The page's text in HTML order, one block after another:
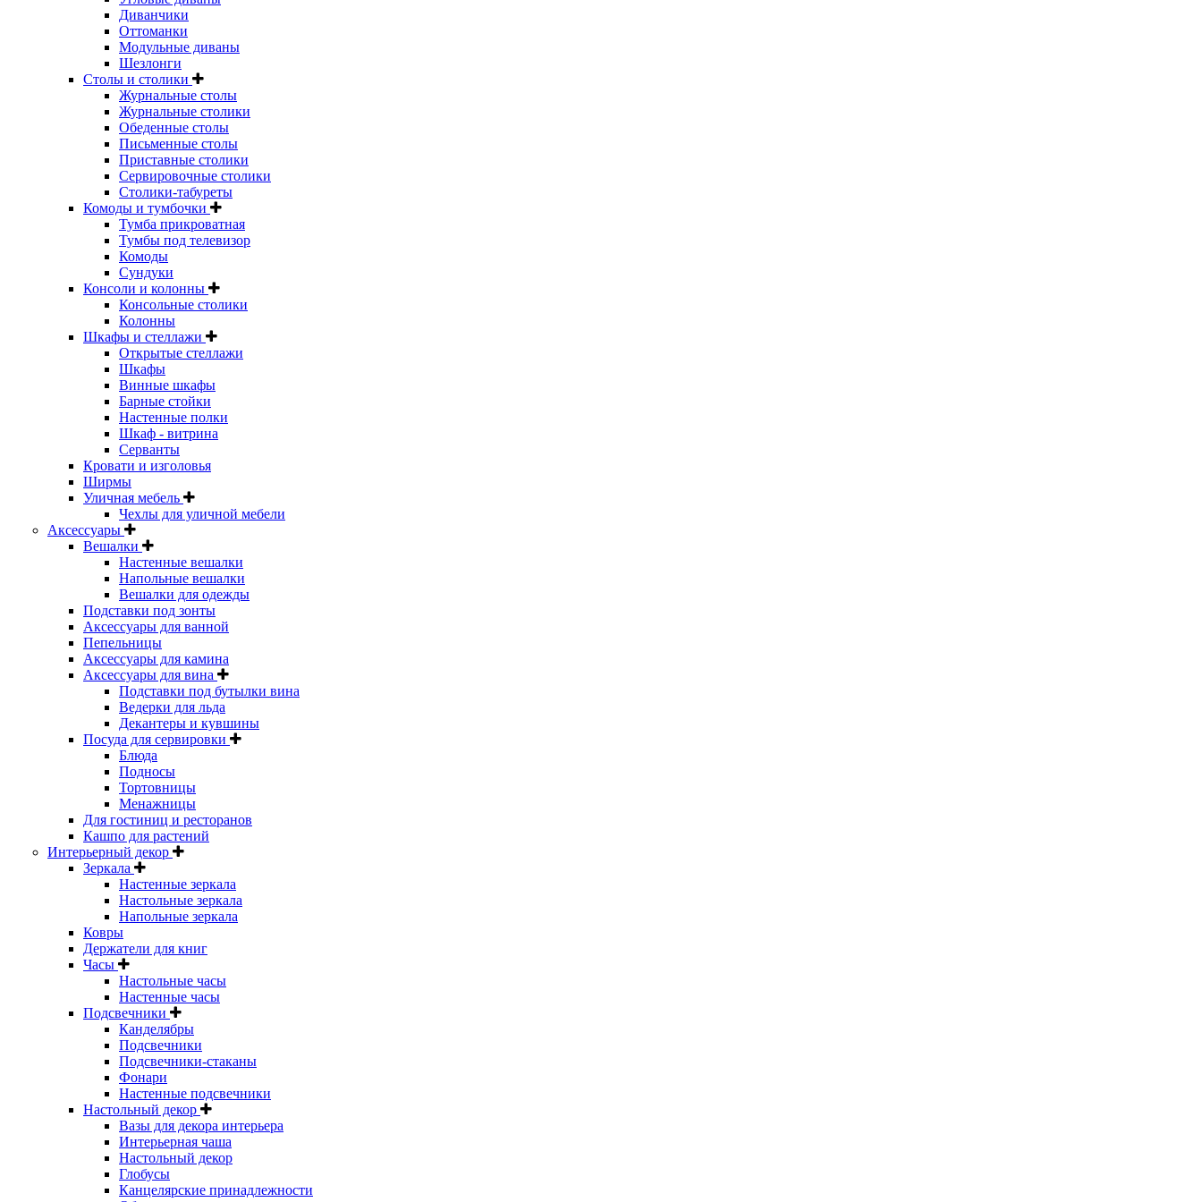
Диванчики
Оттоманки
Модульные диваны
Шезлонги
Столы и столики
Журнальные столы
Журнальные столики
Обеденные столы
Письменные столы
Приставные столики
Сервировочные столики
Столики-табуреты
Комоды и тумбочки
Тумба прикроватная
Тумбы под телевизор
Комоды
Сундуки
Консоли и колонны
Консольные столики
Колонны
Шкафы и стеллажи
Открытые стеллажи
Шкафы
Винные шкафы
Барные стойки
Настенные полки
Шкаф - витрина
Серванты
Кровати и изголовья
Ширмы
Уличная мебель
Чехлы для уличной мебели
Аксессуары
Вешалки
Настенные вешалки
Напольные вешалки
Вешалки для одежды
Подставки под зонты
Аксессуары для ванной
Пепельницы
Аксессуары для камина
Аксессуары для вина
Подставки под бутылки вина
Ведерки для льда
Декантеры и кувшины
Посуда для сервировки
Блюда
Подносы
Тортовницы
Менажницы
Для гостиниц и ресторанов
Кашпо для растений
Интерьерный декор
Зеркала
Настенные зеркала
Настольные зеркала
Напольные зеркала
Ковры
Держатели для книг
Часы
Настольные часы
Настенные часы
Подсвечники
Канделябры
Подсвечники
Подсвечники-стаканы
Фонари
Настенные подсвечники
Настольный декор
Вазы для декора интерьера
Интерьерная чаша
Настольный декор
Глобусы
Канцелярские принадлежности